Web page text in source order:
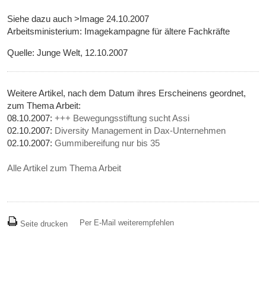
Siehe dazu auch >Image 24.10.2007
Arbeitsministerium: Imagekampagne für ältere Fachkräfte
Quelle: Junge Welt, 12.10.2007
Weitere Artikel, nach dem Datum ihres Erscheinens geordnet,
zum Thema Arbeit:
08.10.2007:+++ Bewegungsstiftung sucht Assi
02.10.2007: Diversity Management in Dax-Unternehmen
02.10.2007:Gummibereifung nur bis 35
Alle Artikel zum Thema Arbeit
Seite drucken Per E-Mail weiterempfehlen